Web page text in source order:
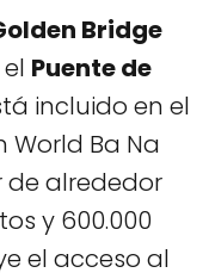
Bridge
Puente de
incluido en el
World Ba Na
de alrededor
y 600.000
el acceso al